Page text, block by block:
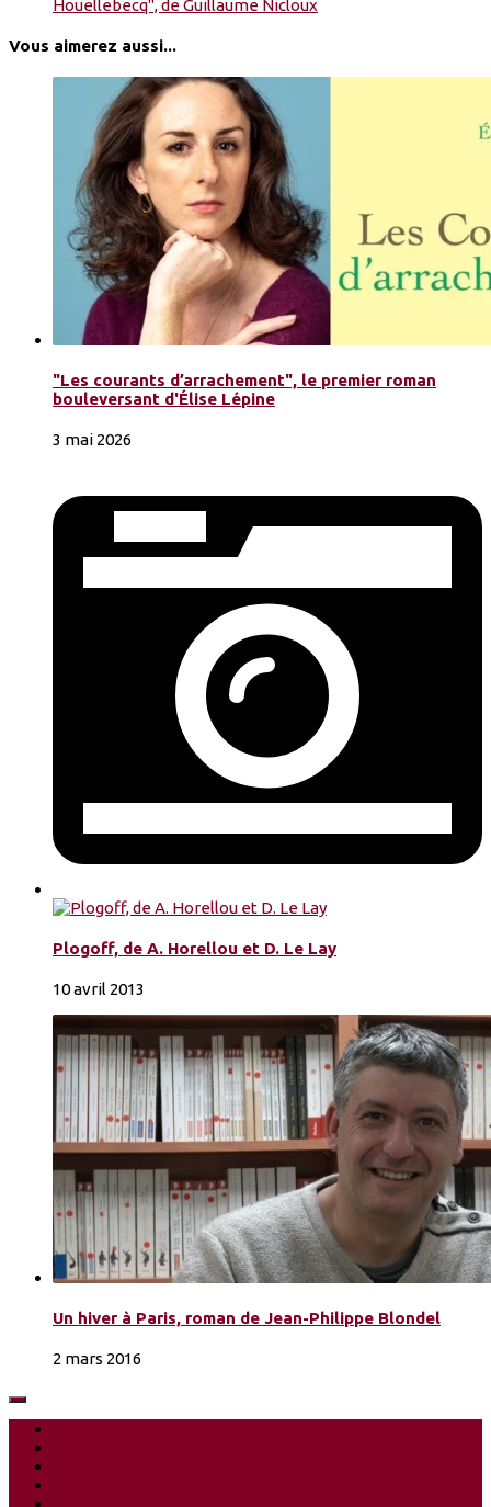
Houellebecq", de Guillaume Nicloux
Vous aimerez aussi...
"Les courants d’arrachement", le premier roman
bouleversant d'Élise Lépine
3 mai 2026
Plogoff, de A. Horellou et D. Le Lay
10 avril 2013
Un hiver à Paris, roman de Jean-Philippe Blondel
2 mars 2016